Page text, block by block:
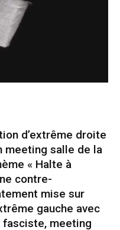
d’extrême droite
meeting salle de la
« Halte à
contre-
mise sur
gauche avec
fasciste, meeting